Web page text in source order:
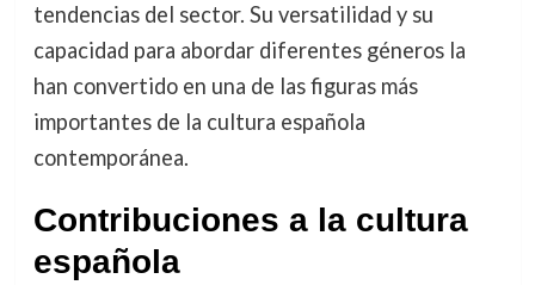
tendencias del sector. Su versatilidad y su
capacidad para abordar diferentes géneros la
han convertido en una de las figuras más
importantes de la cultura española
contemporánea.
Contribuciones a la cultura
española